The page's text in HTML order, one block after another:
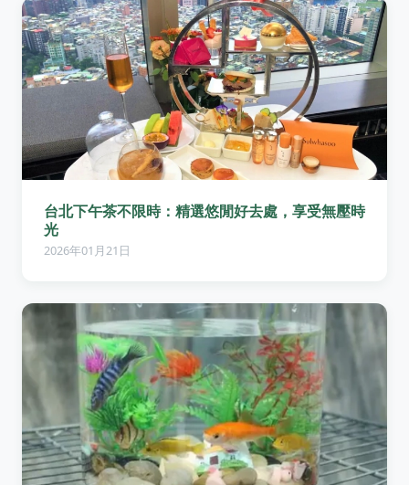
台北下午茶不限時：精選悠閒好去處，享受無壓時
光
2026年01月21日